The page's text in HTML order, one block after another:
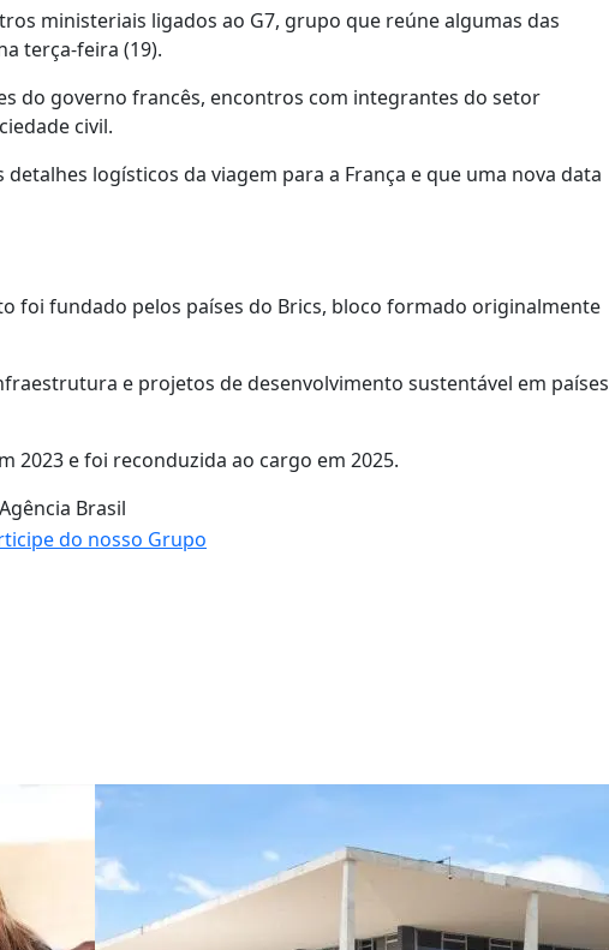
ministeriais ligados ao G7, grupo que reúne algumas das
terça-feira (19).
do governo francês, encontros com integrantes do setor
civil.
logísticos da viagem para a França e que uma nova data
foi fundado pelos países do Brics, bloco formado originalmente
e projetos de desenvolvimento sustentável em países
2023 e foi reconduzida ao cargo em 2025.
Brasil